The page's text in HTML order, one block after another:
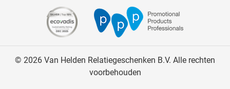
© 2026 Van Helden Relatiegeschenken B.V. Alle rechten
voorbehouden